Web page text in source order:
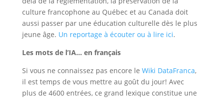
culture francophone au Québec et au Canada doit
aussi passer par une éducation culturelle dès le plus
jeune âge. Un reportage à écouter ou à lire ici.
Les mots de l’IA… en français
Si vous ne connaissez pas encore le Wiki DataFranca,
il est temps de vous mettre au goût du jour! Avec
plus de 4600 entrées, ce grand lexique constitue une